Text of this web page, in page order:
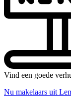
Vind een goede
Nu makelaars uit